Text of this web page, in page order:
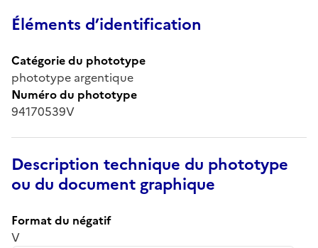
Éléments d’identification
Catégorie du phototype
phototype argentique
Numéro du phototype
94170539V
Description technique du phototype
ou du document graphique
Format du négatif
V